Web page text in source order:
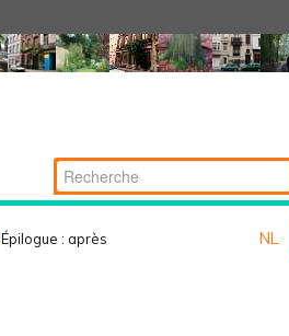
Chercher par
Recherche
Épilogue : après
NL